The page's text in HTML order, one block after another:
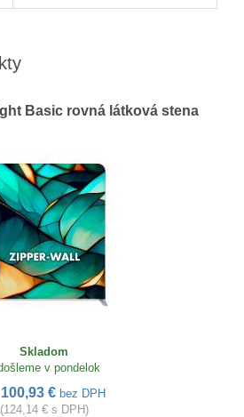
Basic rovná látková stena
Skladom
v pondelok
100,93 € bez DPH
(124,14 € s DPH)